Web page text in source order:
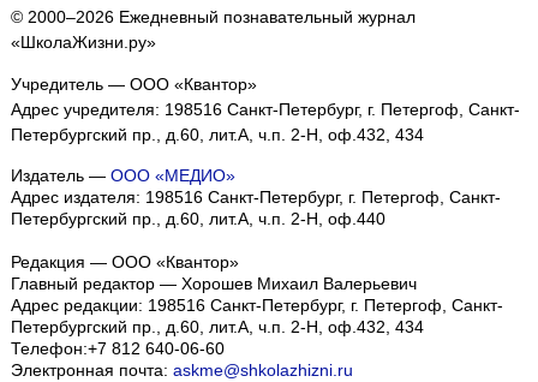
© 2000–2026 Ежедневный познавательный журнал
«ШколаЖизни.ру»
Учредитель — ООО «Квантор»
Адрес учредителя: 198516 Санкт-Петербург, г. Петергоф, Санкт-
Петербургский пр., д.60, лит.А, ч.п. 2-Н, оф.432, 434
Издатель — ООО «МЕДИО»
Адрес издателя: 198516 Санкт-Петербург, г. Петергоф, Санкт-
Петербургский пр., д.60, лит.А, ч.п. 2-Н, оф.440
Редакция — ООО «Квантор»
Главный редактор — Хорошев Михаил Валерьевич
Адрес редакции: 198516 Санкт-Петербург, г. Петергоф, Санкт-
Петербургский пр., д.60, лит.А, ч.п. 2-Н, оф.432, 434
Телефон:+7 812 640-06-60
Электронная почта: askme@shkolazhizni.ru